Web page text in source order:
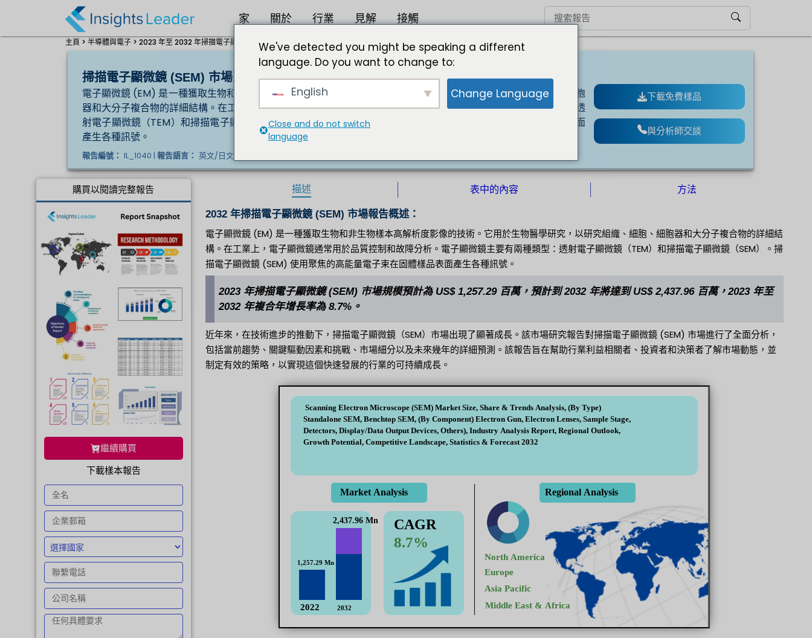
家 關於 行業 見解 接觸
主頁 > 半導體與電子 > 2023 年至 2032 年掃描電子顯微鏡 (SEM) 市場規模
掃描電子顯微鏡 (SEM) 市場到 2032 年規模將達到 2,437.96 百萬美元
電子顯微鏡 (EM) 是一種獲取生物和非生物樣本高解析度影像的技術。它用於生物醫學研究，以研究組織、細胞、細胞
器和大分子複合物的詳細結構。在工業上，電子顯微鏡通常用於品質控制和故障分析。電子顯微鏡主要有兩種類型：透
射電子顯微鏡（TEM）和掃描電子顯微鏡（SEM）。掃描電子顯微鏡 (SEM) 使用聚焦的高能量電子束在固體樣品表面
產生各種訊號。
報告編號： IL_1040 | 報告語言： 英文/日文/法文/德文 |
下載免費樣品
與分析師交談
購買以閱讀完整報告
繼續購買
下載樣本報告
描述 表中的內容 方法
2032 年掃描電子顯微鏡 (SEM) 市場報告概述：
電子顯微鏡 (EM) 是一種獲取生物和非生物樣本高解析度影像的技術。它用於生物醫學研究，以研究組織、細胞、細胞器和大分子複合物的詳細結
構。在工業上，電子顯微鏡通常用於品質控制和故障分析。電子顯微鏡主要有兩種類型：透射電子顯微鏡（TEM）和掃描電子顯微鏡（SEM）。掃
描電子顯微鏡 (SEM) 使用聚焦的高能量電子束在固體樣品表面產生各種訊號。
2023 年掃描電子顯微鏡 (SEM) 市場規模預計為 US$ 1,257.29 百萬，預計到 2032 年將達到 US$ 2,437.96 百萬，2023 年至
2032 年複合年增長率為 8.7%。
近年來，在技術進步的推動下，掃描電子顯微鏡（SEM）市場出現了顯著成長。該市場研究報告對掃描電子顯微鏡 (SEM) 市場進行了全面分析，
包括當前趨勢、關鍵驅動因素和挑戰、市場細分以及未來幾年的詳細預測。該報告旨在幫助行業利益相關者、投資者和決策者了解市場動態，並
制定有效的策略，以實現這個快速發展的行業的可持續成長。
We've detected you might be speaking a different
language. Do you want to change to:
English Change Language
Close and do not switch
language